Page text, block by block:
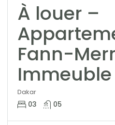
À louer –
Fann-
Dakar
03 05